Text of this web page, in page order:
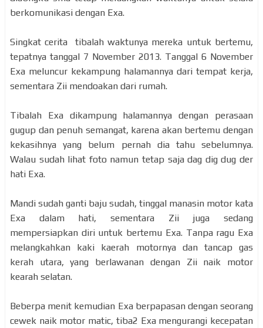
berkomunikasi dengan Exa.
Singkat cerita tibalah waktunya mereka untuk bertemu,
tepatnya tanggal 7 November 2013. Tanggal 6 November
Exa meluncur kekampung halamannya dari tempat kerja,
sementara Zii mendoakan dari rumah.
Tibalah Exa dikampung halamannya dengan perasaan
gugup dan penuh semangat, karena akan bertemu dengan
kekasihnya yang belum pernah dia tahu sebelumnya.
Walau sudah lihat foto namun tetap saja dag dig dug der
hati Exa.
Mandi sudah ganti baju sudah, tinggal manasin motor kata
Exa dalam hati, sementara Zii juga sedang
mempersiapkan diri untuk bertemu Exa. Tanpa ragu Exa
melangkahkan kaki kaerah motornya dan tancap gas
kerah utara, yang berlawanan dengan Zii naik motor
kearah selatan.
Beberpa menit kemudian Exa berpapasan dengan seorang
cewek naik motor matic, tiba2 Exa mengurangi kecepatan